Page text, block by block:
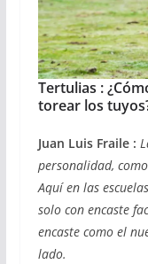
Tertulias :
torear los
Juan Luis Fraile :
personalidad,
Aquí en las
solo con encaste
encaste como el
lado.